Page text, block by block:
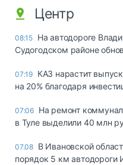
Центр
08:15 На автодороге
Судогодском районе
07:19 КАЗ нарастит
на 20% благодаря
07:06 На ремонт
в Туле выделили 40 млн
07.08 В Ивановской
порядок 5 км автодороги